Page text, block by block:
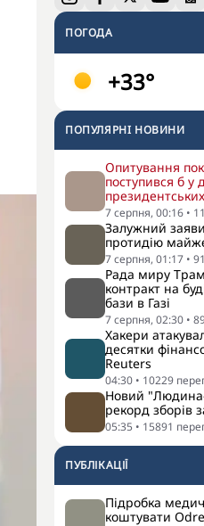
ПОГОДА
+33°
ПОПУЛЯРНI НОВИНИ
Опитування
поступився б у
7 серпня, 00:16 •
Залужний
протидію
7 серпня, 01:17 •
Рада миру
контракт на
бази в Газі
7 серпня, 02:30 •
Хакери
десятки
Reuters
04:30 • 10229
Новий
рекорд зборів
05:35 • 15891
ПУБЛІКАЦІЇ
Підробка
коштувати